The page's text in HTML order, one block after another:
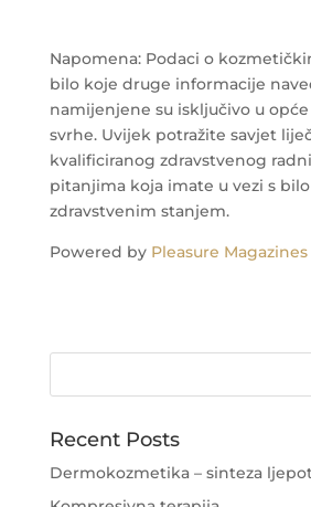
Napomena: Podaci o
bilo koje druge informacije
namijenjene su isključivo u
svrhe. Uvijek potražite savjet
kvalificiranog zdravstvenog
pitanjima koja imate u vezi s
zdravstvenim stanjem.
Powered by Pleasure Magazines
Recent Posts
Dermokozmetika – sinteza